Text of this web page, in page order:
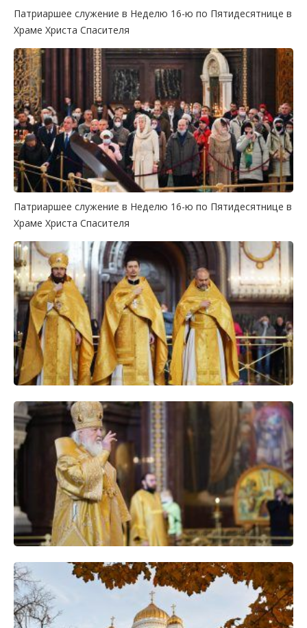
Патриаршее служение в Неделю 16-ю по Пятидесятнице в
Храме Христа Спасителя
Патриаршее служение в Неделю 16-ю по Пятидесятнице в
Храме Христа Спасителя